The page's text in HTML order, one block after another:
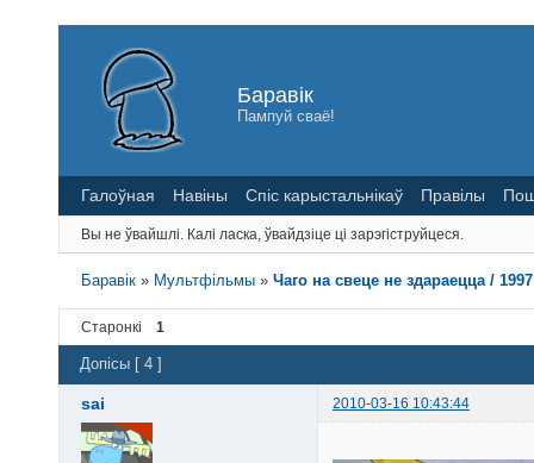
Баравік
Пампуй сваё!
Галоўная Навіны Спіс карыстальнікаў Правілы
Вы не ўвайшлі. Калі ласка, ўвайдзіце ці зарэгіструйцеся.
Баравік » Мультфільмы »Чаго на свеце не здараецца /
Старонкі 1
Допісы [ 4 ]
sai 2010-03-16 10:43:44